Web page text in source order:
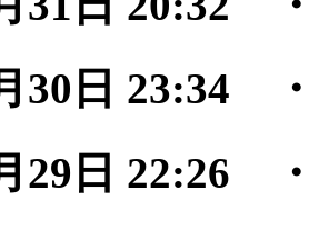
30日 23:34
29日 22:26